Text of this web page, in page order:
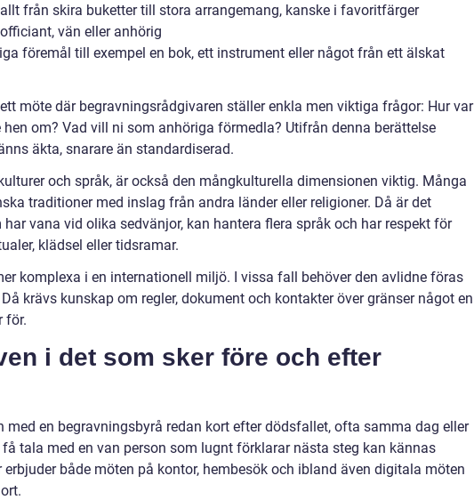
från skira buketter till stora arrangemang, kanske i favoritfärger
vän eller anhörig
föremål till exempel en bok, ett instrument eller något från ett älskat
möte där begravningsrådgivaren ställer enkla men viktiga frågor: Hur var
hen om? Vad vill ni som anhöriga förmedla? Utifrån denna berättelse
äkta, snarare än standardiserad.
och språk, är också den mångkulturella dimensionen viktig. Många
traditioner med inslag från andra länder eller religioner. Då är det
vana vid olika sedvänjor, kan hantera flera språk och har respekt för
klädsel eller tidsramar.
komplexa i en internationell miljö. I vissa fall behöver den avlidne föras
krävs kunskap om regler, dokument och kontakter över gränser något en
för.
i det som sker före och efter
med en begravningsbyrå redan kort efter dödsfallet, ofta samma dag eller
tala med en van person som lugnt förklarar nästa steg kan kännas
erbjuder både möten på kontor, hembesök och ibland även digitala möten